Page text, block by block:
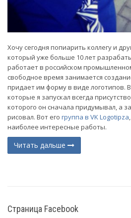
Хочу сегодня попиарить коллегу и
который уже больше 10 лет
работает в российском
свободное время занимается
придает им форму в виде логотипов.
которые я запускал всегда
которого он сначала придумывал, а
рисовал. Вот его группа в VK Logotipza
наиболее интересные работы.
Читать дальше
Страница Facebook